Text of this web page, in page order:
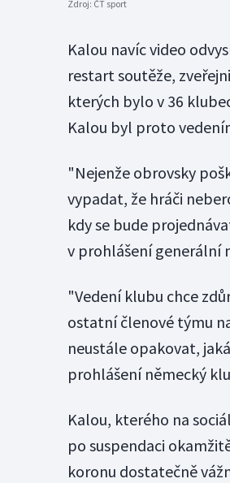
Zdroj: ČT sport
Kalou navíc video
restart soutěže,
kterých bylo v 36
Kalou byl proto
"Nejenže obrovsky
vypadat, že hráči
kdy se bude
v prohlášení generální
"Vedení klubu chce
ostatní členové týmu
neustále opakovat,
prohlášení německý
Kalou, kterého na
po suspendaci
koronu dostatečně